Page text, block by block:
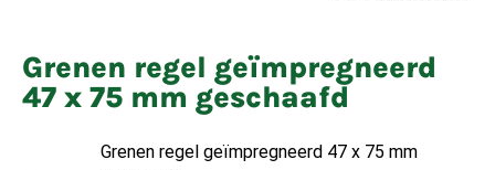
Grenen regel geïmpregneerd
47 x 75 mm geschaafd
Grenen regel geïmpregneerd 47 x 75 mm